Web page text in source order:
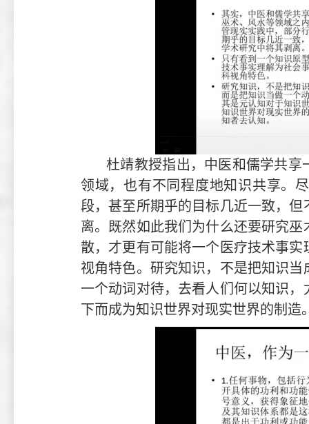
杜靖教授指出，中医和儒学共
领域，也有不同程度地知识共享。
段，甚至所期乎的目标几近一致，
离。既然如此我们为什么还要研究
散，才更有可能将一个医疗技术事
视角特色。研究知识，不是把知识
一个动词对待，去看人们何以知识
下而成为知识世界对现实世界的制